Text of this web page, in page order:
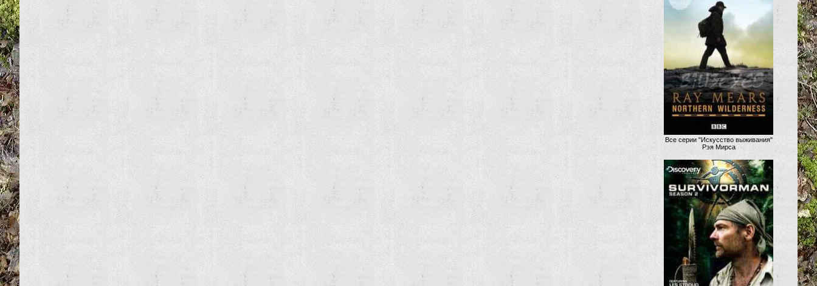
Все серии "Искусство выживания"
Рэя Мирса